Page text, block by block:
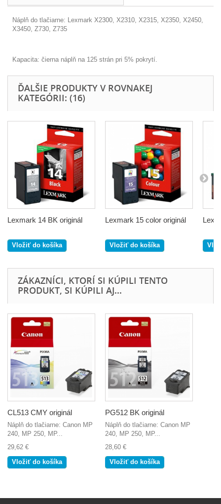
Náplň do tlačiarne: Lexmark X2300, X2310, X2315, X2350, X2450,
X3450, Z730, Z735
Kapacita: čierna náplň na 125 strán pri 5% pokrytí.
ĎALŠIE PRODUKTY V ROVNAKEJ
KATEGÓRII: (16)
Lexmark 14 BK originál
Vložiť do košíka
Lexmark 15 color originál
Vložiť do košíka
ZÁKAZNÍCI, KTORÍ SI KÚPILI TENTO
PRODUKT, SI KÚPILI AJ...
CL513 CMY originál
Náplň do tlačiarne: Canon MP
240, MP 250, MP...
29,62 €
Vložiť do košíka
PG512 BK originál
Náplň do tlačiarne: Canon MP
240, MP 250, MP...
28,60 €
Vložiť do košíka